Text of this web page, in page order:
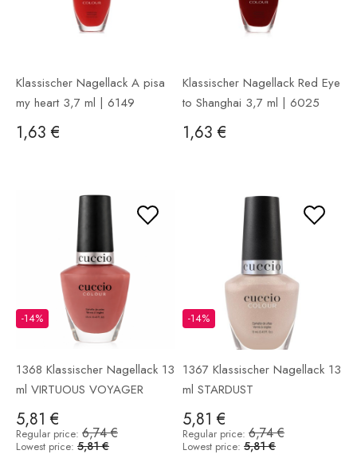
Klassischer Nagellack A pisa
my heart 3,7 ml | 6149
1,63 €
Klassischer Nagellack Red Eye
to Shanghai 3,7 ml | 6025
1,63 €
1368 Klassischer Nagellack 13
ml VIRTUOUS VOYAGER
5,81 €
-14%
Regular price: 6,74 €
Lowest price: 5,81 €
1367 Klassischer Nagellack 13
ml STARDUST
5,81 €
-14%
Regular price: 6,74 €
Lowest price: 5,81 €